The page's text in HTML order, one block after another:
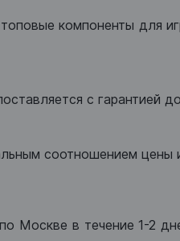
компоненты для
с гарантией
соотношением цены
Москве в течение 1-2